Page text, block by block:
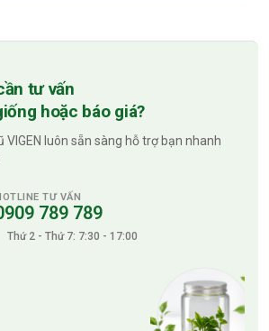
tư vấn
hoặc báo giá?
VIGEN luôn sẵn sàng hỗ trợ bạn nhanh
TƯ VẤN
789 789
Thứ 2 - Thứ 7: 7:30 - 17:00